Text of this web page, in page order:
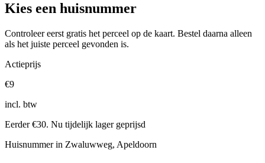
Kies een huisnummer
Controleer eerst gratis het perceel op de kaart. Bestel daarna alleen
als het juiste perceel gevonden is.
Actieprijs
€9
incl. btw
Eerder €30. Nu tijdelijk lager geprijsd
Huisnummer in Zwaluwweg, Apeldoorn